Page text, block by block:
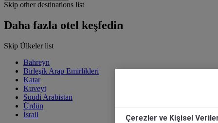
Skip other destinations list
Daha fazla otel keşfedin
Skip Ülkeler list
Bahreyn
Birleşik Arap Emirlikleri
Katar
Kuveyt
Suudi Arabistan
Ürdün
İsrail
Çerezler ve Kişisel